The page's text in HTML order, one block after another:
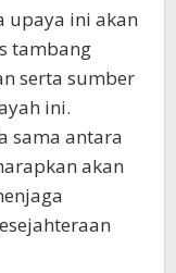
upaya ini akan
tambang
serta sumber
ini.
sama antara
akan